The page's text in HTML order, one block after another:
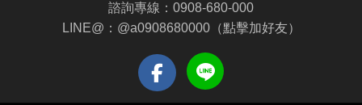
諮詢專線： 0908-680-000
LINE@： @a0908680000（點擊加好友）